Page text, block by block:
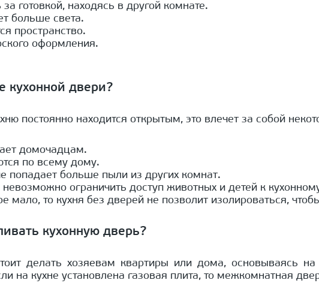
готовкой, находясь в другой комнате.
больше света.
пространство.
оформления.
кухонной двери?
постоянно находится открытым, это влечет за собой
домочадцам.
по всему дому.
попадает больше пыли из других комнат.
невозможно ограничить доступ животных и детей к
мало, то кухня без дверей не позволит изолироваться,
кухонную дверь?
делать хозяевам квартиры или дома, основываясь
на кухне установлена газовая плита, то межкомнатная